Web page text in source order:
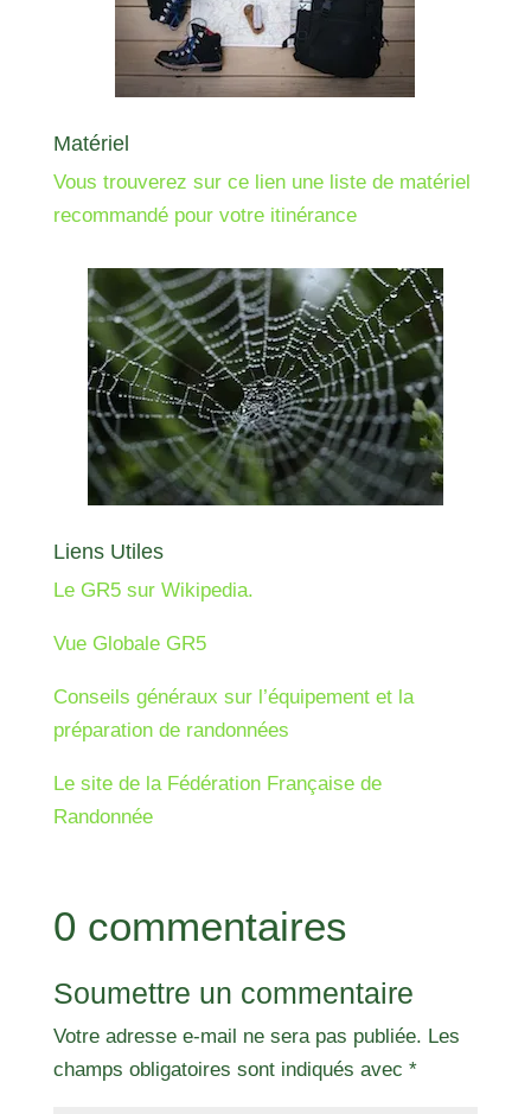
Matériel
Vous trouverez sur ce lien une liste de matériel
recommandé pour votre itinérance
Liens Utiles
Le GR5 sur Wikipedia.
Vue Globale GR5
Conseils généraux sur l’équipement et la
préparation de randonnées
Le site de la Fédération Française de
Randonnée
0 commentaires
Soumettre un commentaire
Votre adresse e-mail ne sera pas publiée. Les
champs obligatoires sont indiqués avec *